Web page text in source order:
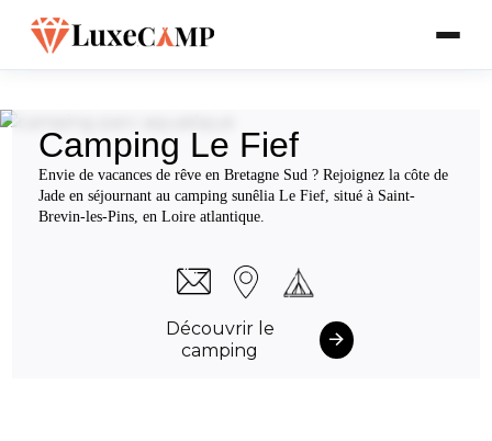
Camping Le Fief
Envie de vacances de rêve en Bretagne Sud ? Rejoignez la côte de
Jade en séjournant au camping sunêlia Le Fief, situé à Saint-
Brevin-les-Pins, en Loire atlantique.
Découvrir le
camping